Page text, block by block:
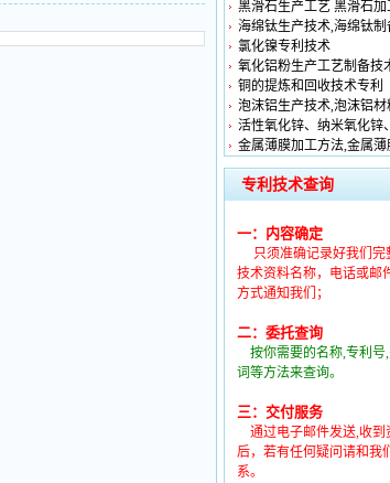
黑滑石生产工艺 黑滑石加
海绵钛生产技术,海绵钛制
氯化镍专利技术
氧化铝粉生产工艺制备技
铜的提炼和回收技术专利
泡沫铝生产技术,泡沫铝材
活性氧化锌、纳米氧化锌
金属薄膜加工方法,金属薄
专利技术查询
一：内容确定
只须准确记录好我们完
技术资料名称，电话或邮
方式通知我们；
二：委托查询
按你需要的名称,专利号
词等方法来查询。
三：交付服务
通过电子邮件发送,收到
后，若有任何疑问请和我
系。